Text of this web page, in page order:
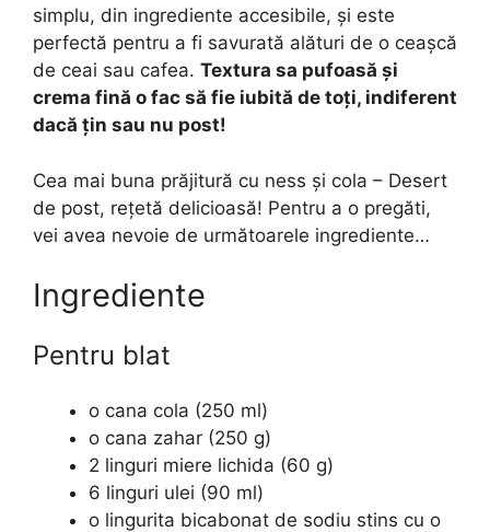
simplu, din ingrediente accesibile, și este
perfectă pentru a fi savurată alături de o ceașcă
de ceai sau cafea. Textura sa pufoasă și
crema fină o fac să fie iubită de toți, indiferent
dacă țin sau nu post!
Cea mai buna prăjitură cu ness și cola – Desert
de post, rețetă delicioasă! Pentru a o pregăti,
vei avea nevoie de următoarele ingrediente…
Ingrediente
Pentru blat
o cana cola (250 ml)
o cana zahar (250 g)
2 linguri miere lichida (60 g)
6 linguri ulei (90 ml)
o lingurita bicabonat de sodiu stins cu o